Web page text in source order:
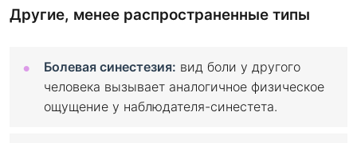
Другие, менее распространенные типы
Болевая синестезия: вид боли у другого
человека вызывает аналогичное физическое
ощущение у наблюдателя-синестета.